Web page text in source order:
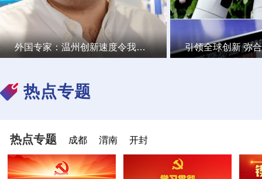
外国专家：温州创新速度令我印象深刻 新技术在中国大有可为
热点专题
热点专题 成都 渭南 开封